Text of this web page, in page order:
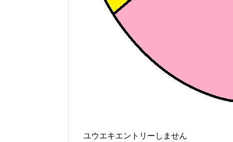
ユウエキエントリーしません